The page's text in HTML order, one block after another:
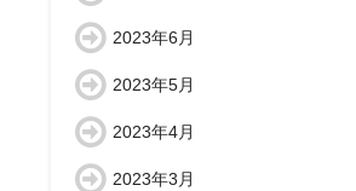
2023年6月
2023年5月
2023年4月
2023年3月